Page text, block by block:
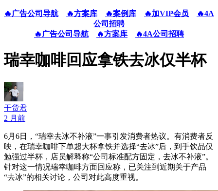
🔥广告公司导航 🔥方案库 🔥案例库 🔥加VIP会员
🔥4A
公司招聘
🔥广告公司导航
🔥方案库 🔥4A公司招聘
瑞幸咖啡回应拿铁去冰仅半杯
干货君
2 月前
6月6日，“瑞幸去冰不补液”一事引发消费者热议。有消费者反
映，在瑞幸咖啡下单超大杯拿铁并选择“去冰”后，到手饮品仅
勉强过半杯，店员解释称“公司标准配方固定，去冰不补液”。
针对这一情况瑞幸咖啡方面回应称，已关注到近期关于产品
“去冰”的相关讨论，公司对此高度重视。